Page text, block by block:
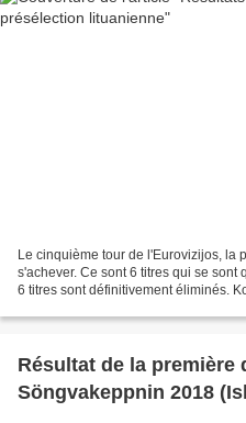
Le cinquième tour de l'Eurovizijos, la
s'achever. Ce sont 6 titres qui se
6 titres sont définitivement éliminés.
Résultat de la première
Söngvakeppnin 2018